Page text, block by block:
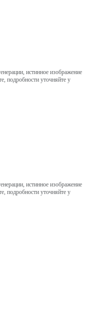
истинное изображение
подробности уточняйте у
истинное изображение
подробности уточняйте у